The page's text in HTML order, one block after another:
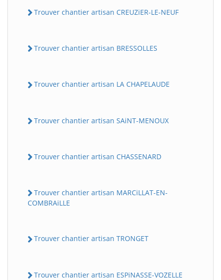
Trouver chantier artisan CREUZiER-LE-NEUF
Trouver chantier artisan BRESSOLLES
Trouver chantier artisan LA CHAPELAUDE
Trouver chantier artisan SAiNT-MENOUX
Trouver chantier artisan CHASSENARD
Trouver chantier artisan MARCiLLAT-EN-
COMBRAiLLE
Trouver chantier artisan TRONGET
Trouver chantier artisan ESPiNASSE-VOZELLE